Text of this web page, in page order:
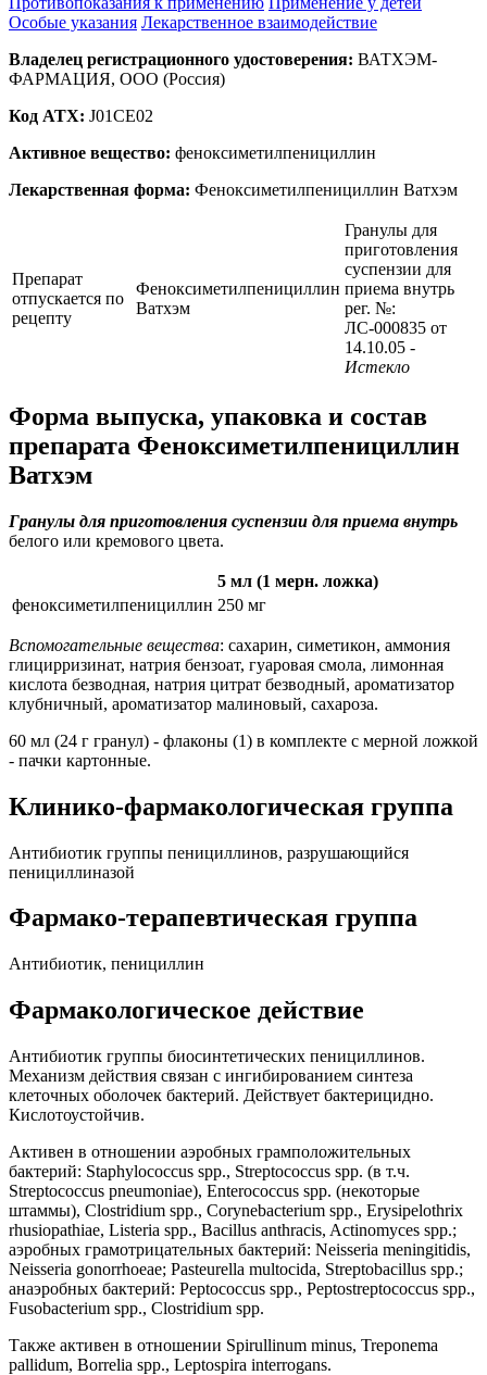
Особые указания Лекарственное взаимодействие
Владелец регистрационного удостоверения: ВАТХЭМ-
ФАРМАЦИЯ, ООО (Россия)
Код ATX: J01CE02
Активное вещество: феноксиметилпенициллин
Лекарственная форма: Феноксиметилпенициллин Ватхэм
Препарат
отпускается по
рецепту
Феноксиметилпенициллин
Ватхэм
Гранулы для
приготовления
суспензии для
приема внутрь
рег. №:
ЛС-000835 от
14.10.05 -
Истекло
Форма выпуска, упаковка и состав
препарата Феноксиметилпенициллин
Ватхэм
Гранулы для приготовления суспензии для приема внутрь
белого или кремового цвета.
5 мл (1 мерн. ложка)
феноксиметилпенициллин 250 мг
Вспомогательные вещества: сахарин, симетикон, аммония
глицирризинат, натрия бензоат, гуаровая смола, лимонная
кислота безводная, натрия цитрат безводный, ароматизатор
клубничный, ароматизатор малиновый, сахароза.
60 мл (24 г гранул) - флаконы (1) в комплекте с мерной ложкой
- пачки картонные.
Клинико-фармакологическая группа
Антибиотик группы пенициллинов, разрушающийся
пенициллиназой
Фармако-терапевтическая группа
Антибиотик, пенициллин
Фармакологическое действие
Антибиотик группы биосинтетических пенициллинов.
Механизм действия связан с ингибированием синтеза
клеточных оболочек бактерий. Действует бактерицидно.
Кислотоустойчив.
Активен в отношении аэробных грамположительных
бактерий: Staphylococcus spp., Streptococcus spp. (в т.ч.
Streptococcus pneumoniae), Enterococcus spp. (некоторые
штаммы), Clostridium spp., Corynebacterium spp., Erysipelothrix
rhusiopathiae, Listeria spp., Bacillus anthracis, Actinomyces spp.;
аэробных грамотрицательных бактерий: Neisseria meningitidis,
Neisseria gonorrhoeae; Pasteurella multocida, Streptobacillus spp.;
анаэробных бактерий: Peptococcus spp., Peptostreptococcus spp.,
Fusobacterium spp., Clostridium spp.
Также активен в отношении Spirullinum minus, Treponema
pallidum, Borrelia spp., Leptospira interrogans.